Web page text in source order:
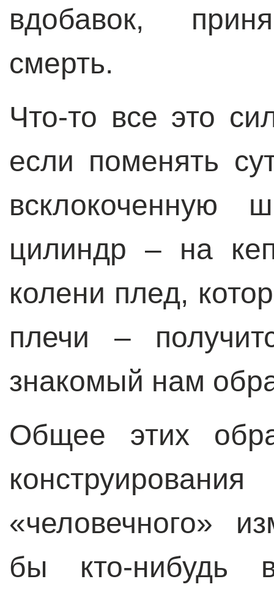
вдобавок,
смерть.
Что-то все это
если поменять
всклокоченную
цилиндр – на
колени плед,
плечи –
знакомый нам
Общее этих
«человечного»
бы кто-нибудь